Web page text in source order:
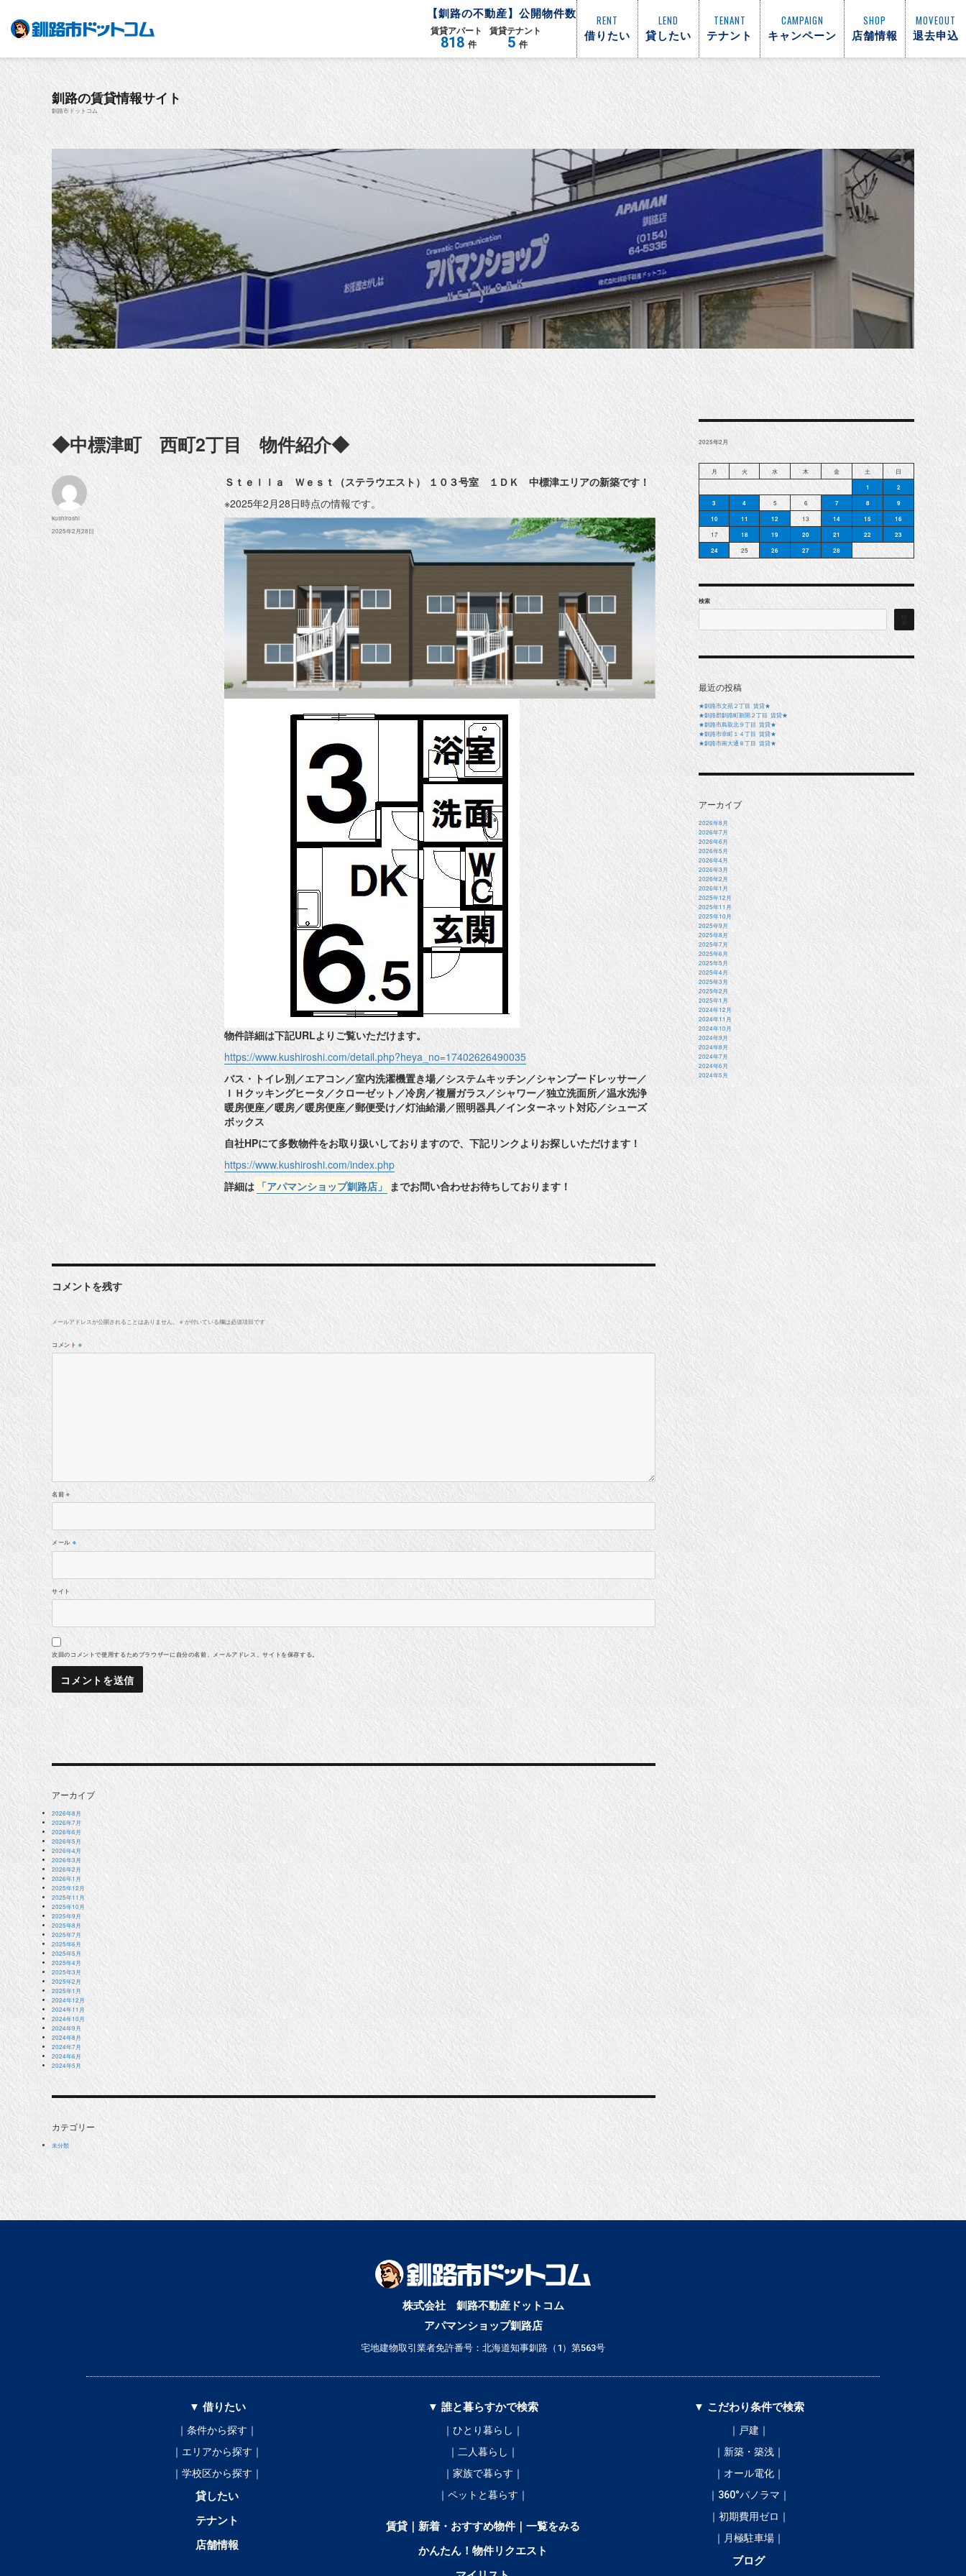
【釧路の不動産】公開物件数
賃貸アパート
818 件
賃貸テナント
5 件
RENT
借りたい
LEND
貸したい
TENANT
テナント
CAMPAIGN
キャンペーン
SHOP
店舗情報
MOVEOUT
退去申込
釧路の賃貸情報サイト
釧路市ドットコム
◆中標津町 西町2丁目 物件紹介◆
Ｓｔｅｌｌａ Ｗｅｓｔ（ステラウエスト） １０３号室 １ＤＫ 中標津エリアの新築です！
※2025年2月28日時点の情報です。
物件詳細は下記URLよりご覧いただけます。
https://www.kushiroshi.com/detail.php?heya_no=17402626490035
バス・トイレ別／エアコン／室内洗濯機置き場／システムキッチン／シャンプードレッサー／
ＩＨクッキングヒータ／クローゼット／冷房／複層ガラス／シャワー／独立洗面所／温水洗浄
暖房便座／暖房／暖房便座／郵便受け／灯油給湯／照明器具／インターネット対応／シューズ
ボックス
自社HPにて多数物件をお取り扱いしておりますので、下記リンクよりお探しいただけます！
https://www.kushiroshi.com/index.php
詳細は 「アパマンショップ釧路店」 までお問い合わせお待ちしております！
投
者
kushiroshi
投
2025年2月28日
コメントを残す
メールアドレスが公開されることはありません。 ※ が付いている欄は必須項目です
コメント※
名前 ※
メール ※
サイト
次回のコメントで使用するためブラウザーに自分の名前、メールアドレス、サイトを保存する。
アーカイブ
2026年8月
2026年7月
2026年6月
2026年5月
2026年4月
2026年3月
2026年2月
2026年1月
2025年12月
2025年11月
2025年10月
2025年9月
2025年8月
2025年7月
2025年6月
2025年5月
2025年4月
2025年3月
2025年2月
2025年1月
2024年12月
2024年11月
2024年10月
2024年9月
2024年8月
2024年7月
2024年6月
2024年5月
カテゴリー
未分類
2025年2月
月 火 水 木 金 土
日
1
2
3
4 5 6 7 8
9
10
11 12 13 14 15
16
17
18 19 20 21 22
23
24
25 26 27 28
検索
最近の投稿
★釧路市文苑２丁目 賃貸★
★釧路郡釧路町新開２丁目 賃貸★
★釧路市鳥取北９丁目 賃貸★
★釧路市幸町１４丁目 賃貸★
★釧路市南大通８丁目 賃貸★
アーカイブ
2026年8月
2026年7月
2026年6月
2026年5月
2026年4月
2026年3月
2026年2月
2026年1月
2025年12月
2025年11月
2025年10月
2025年9月
2025年8月
2025年7月
2025年6月
2025年5月
2025年4月
2025年3月
2025年2月
2025年1月
2024年12月
2024年11月
2024年10月
2024年9月
2024年8月
2024年7月
2024年6月
2024年5月
株式会社 釧路不動産ドットコム
アパマンショップ釧路店
宅地建物取引業者免許番号：北海道知事釧路（1）第563号
▼ 借りたい
｜条件から探す｜
｜エリアから探す｜
｜学校区から探す｜
貸したい
テナント
店舗情報
▼ 誰と暮らすかで検索
｜ひとり暮らし｜
｜二人暮らし｜
｜家族で暮らす｜
｜ペットと暮らす｜
賃貸｜新着・おすすめ物件｜一覧をみる
かんたん！物件リクエスト
▼ こだわり条件で検索
｜戸建｜
｜新築・築浅｜
｜オール電化｜
｜360°パノラマ｜
｜初期費用ゼロ｜
｜月極駐車場｜
ブログ